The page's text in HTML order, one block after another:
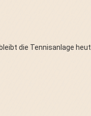
die Tennisanlage